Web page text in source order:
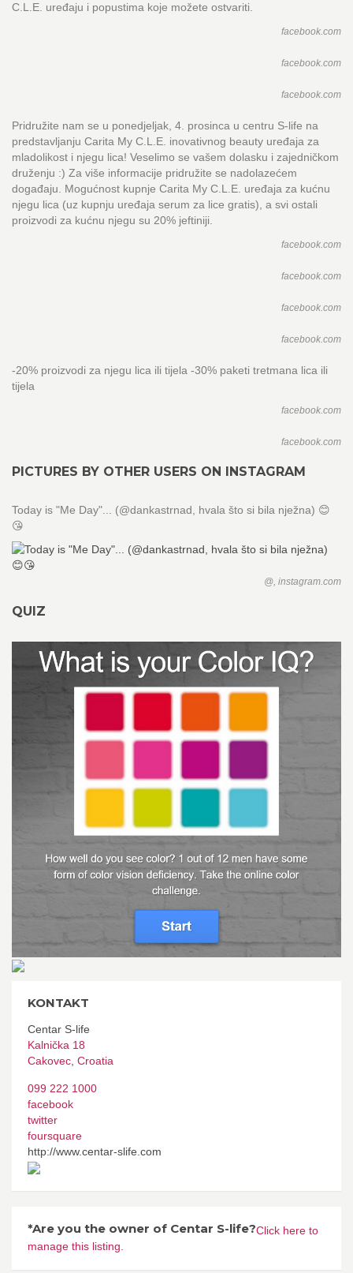
C.L.E. uređaju i popustima koje možete ostvariti.
facebook.com
facebook.com
facebook.com
Pridružite nam se u ponedjeljak, 4. prosinca u centru S-life na
predstavljanju Carita My C.L.E. inovativnog beauty uređaja za
mladolikost i njegu lica! Veselimo se vašem dolasku i zajedničkom
druženju :) Za više informacije pridružite se nadolazećem
događaju. Mogućnost kupnje Carita My C.L.E. uređaja za kućnu
njegu lica (uz kupnju uređaja serum za lice gratis), a svi ostali
proizvodi za kućnu njegu su 20% jeftiniji.
facebook.com
facebook.com
facebook.com
facebook.com
-20% proizvodi za njegu lica ili tijela -30% paketi tretmana lica ili
tijela
facebook.com
facebook.com
PICTURES BY OTHER USERS ON INSTAGRAM
Today is "Me Day"... (@dankastrnad, hvala što si bila nježna) 😊
😘
@, instagram.com
QUIZ
KONTAKT
Centar S-life
Kalnička 18
Cakovec Croatia
099 222 1000
facebook
twitter
foursquare
http://www.centar-slife.com
*Are you the owner of Centar S-life?Click here to
manage this listing.